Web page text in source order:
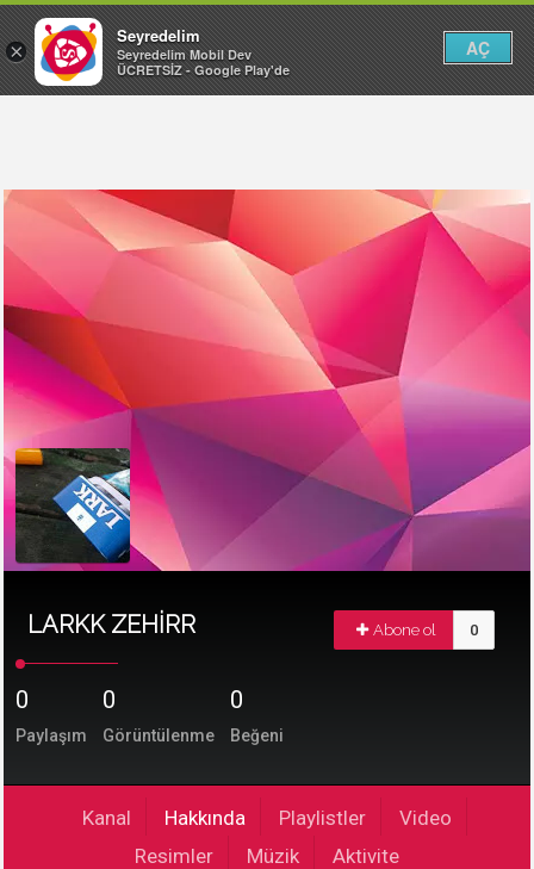
LARKK ZEHİRR Abone ol 0
0
Paylaşım
0
Görüntülenme
0
Beğeni
Kanal Hakkında Playlistler
Video
Resimler
Müzik Aktivite
×
Seyredelim
Seyredelim Mobil Dev
ÜCRETSİZ - Google Play'de
AÇ